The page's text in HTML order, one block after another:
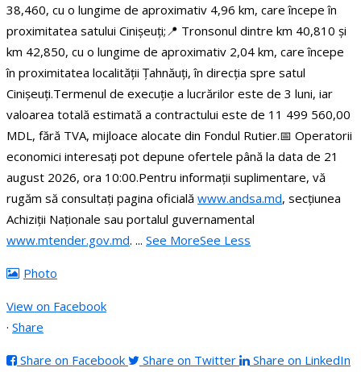
38,460, cu o lungime de aproximativ 4,96 km, care începe în
proximitatea satului Cinișeuți;📍 Tronsonul dintre km 40,810 și
km 42,850, cu o lungime de aproximativ 2,04 km, care începe
în proximitatea localității Țahnăuți, în direcția spre satul
Cinișeuți.Termenul de execuție a lucrărilor este de 3 luni, iar
valoarea totală estimată a contractului este de 11 499 560,00
MDL, fără TVA, mijloace alocate din Fondul Rutier.📅 Operatorii
economici interesați pot depune ofertele până la data de 21
august 2026, ora 10:00.Pentru informații suplimentare, vă
rugăm să consultați pagina oficială www.andsa.md, secțiunea
Achiziții Naționale sau portalul guvernamental
www.mtender.gov.md. ... See MoreSee Less
Photo
View on Facebook
· Share
Share on Facebook Share on Twitter
Share on LinkedIn